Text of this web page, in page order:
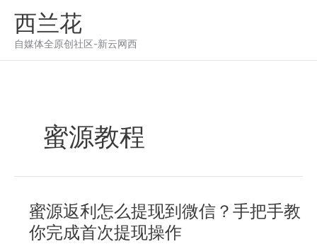
西兰花
自媒体全原创社区-新云网西
蜜源教程
蜜源返利怎么提现到微信？手把手教
你完成首次提现操作